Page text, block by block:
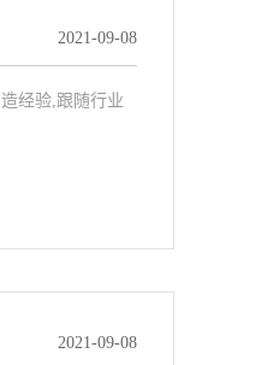
2021-09-08
经验,跟随行业
2021-09-08